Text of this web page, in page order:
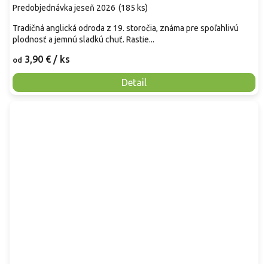
Predobjednávka jeseň 2026 (185 ks)
od 3,90 € / ks
Detail
Tradičná anglická odroda z 19. storočia, známa pre spoľahlivú
plodnosť a jemnú sladkú chuť. Rastie...